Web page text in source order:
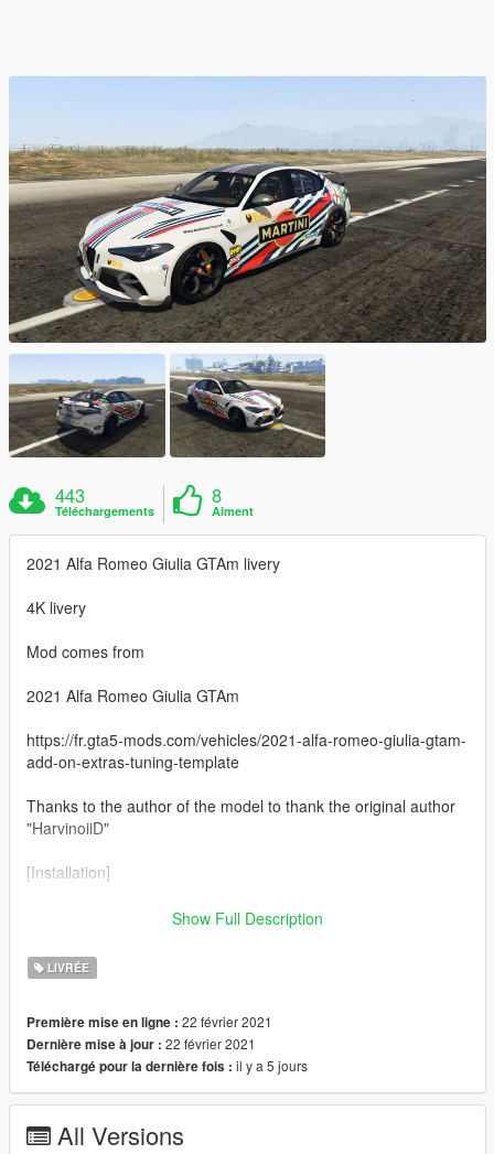
443
Téléchargements
8
Aiment
2021 Alfa Romeo Giulia GTAm livery
4K livery
Mod comes from
2021 Alfa Romeo Giulia GTAm
https://fr.gta5-mods.com/vehicles/2021-alfa-romeo-giulia-gtam-
add-on-extras-tuning-template
Thanks to the author of the model to thank the original author
"HarvinoiiD"
[Installation]
Use OpenIV to make these changes.
1. Add new livery
V\update\x64\dlcpacks\gtam21\dlc.rpf\x64\levels\gta5\vehicles\
vehicles.rpf\
Drag the "livery" folder map into gtam21.ytd
Show Full Description
LIVRÉE
Première mise en ligne : 22 février 2021
Dernière mise à jour : 22 février 2021
Téléchargé pour la dernière fois : il y a 5 jours
All Versions